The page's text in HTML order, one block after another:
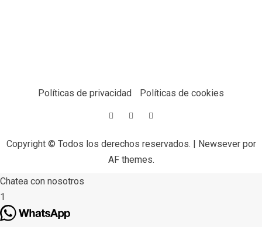
Políticas de privacidad Políticas de cookies
Copyright © Todos los derechos reservados. | Newseverpor
AF themes.
Chatea con nosotros
1